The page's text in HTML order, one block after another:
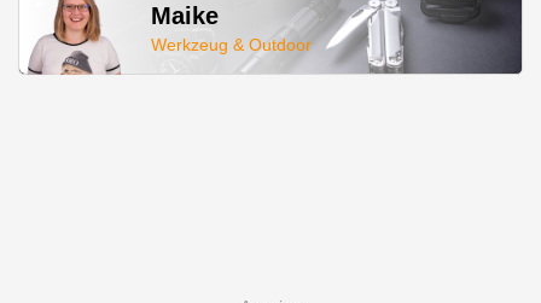
Maike
Werkzeug & Outdoor